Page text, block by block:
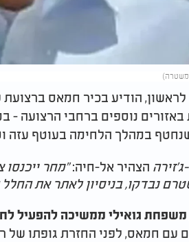
המשטרה)
הודיע בכיר חמאס ברצועת
באזורים נוספים ברחבי הרצועה -
במהלך הלחימה בעוטף עזה
הצהיר אל-חיה:"מחר
נבדקו, בניסיון לאתר את החלל
משפחת גואילי ממשיכה להפעיל
חמאס, לפני החזרת גופתו של